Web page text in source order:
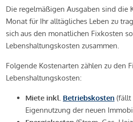
Die regelmäßigen Ausgaben sind die
Monat für Ihr alltägliches Leben zu
sich aus den monatlichen Fixkosten
Lebenshaltungskosten zusammen.
Folgende Kostenarten zählen zu den
Lebenshaltungskosten:
Miete inkl. Betriebskosten (fällt
Eigennutzung der neuen